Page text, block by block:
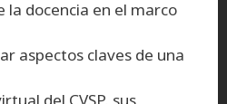
la docencia en el marco
aspectos claves de una
del CVSP, sus